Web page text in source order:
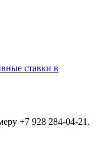
ставки в
+7 928 284-04-21.